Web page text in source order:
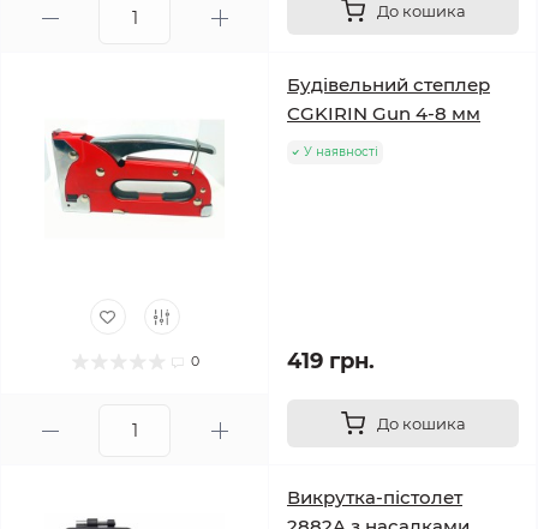
До кошика
0
Будівельний степлер
CGKIRIN Gun 4-8 мм
У наявності
419 грн.
До кошика
Викрутка-пістолет